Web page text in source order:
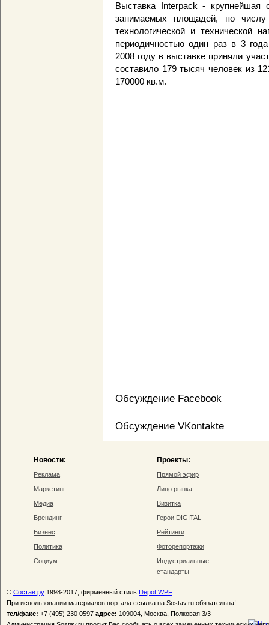
Выставка Interpack - крупнейшая
занимаемых площадей, по
технологической и технической
периодичностью один раз в 3
2008 году в выставке приняли
составило 179 тысяч человек из
170000 кв.м.
Обсуждение Facebook
Обсуждение VKontakte
Новости:
Реклама
Маркетинг
Медиа
Брендинг
Бизнес
Политика
Социум
Проекты:
Прямой эфир
Лицо рынка
Визитка
Герои DIGITAL
Рейтинги
Фоторепортажи
Индустриальные
стандарты
© Состав.ру 1998-2017, фирменный стиль Depot WPF
При использовании материалов портала ссылка на Sostav.ru обязательна!
тел/факс: +7 (495) 230 0597 адрес: 109004, Москва, Полковая 3/3